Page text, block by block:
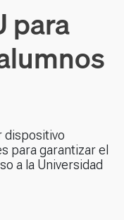
para
dispositivo
para garantizar el
a la Universidad